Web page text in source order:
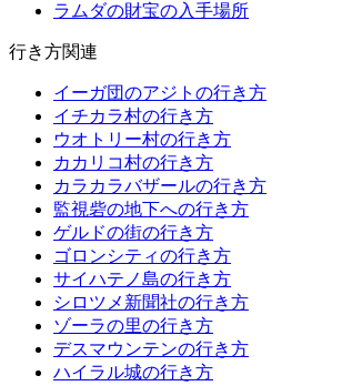
ラムダの財宝の入手場所
行き方関連
イーガ団のアジトの行き方
イチカラ村の行き方
ウオトリー村の行き方
カカリコ村の行き方
カラカラバザールの行き方
監視砦の地下への行き方
ゲルドの街の行き方
ゴロンシティの行き方
サイハテノ島の行き方
シロツメ新聞社の行き方
ゾーラの里の行き方
デスマウンテンの行き方
ハイラル城の行き方